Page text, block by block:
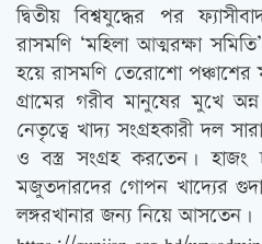
দ্বিতীয় বিশ্বযুদ্ধের পর
রাসমণি ‘মহিলা আত্মরক্ষা
হয়ে রাসমণি তেরোশো পঞ্চাশের
গ্রামের গরীব মানুষের মুখে
নেতৃত্বে খাদ্য সংগ্রহকারী দল
ও বস্ত্র সংগ্রহ করতেন। হাজং
মজুতদারদের গোপন খাদ্যের
লঙ্গরখানার জন্য নিয়ে আসতেন।